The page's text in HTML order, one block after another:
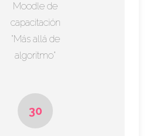
Moodle de
capacitación
"Más allá de
algoritmo"
30